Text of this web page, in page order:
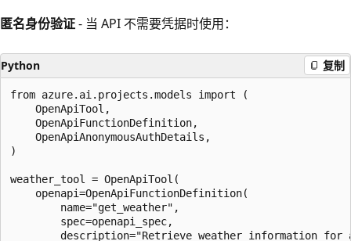
匿名身份验证- 当 API 不需要凭据时使用：
Python 复制
from azure.ai.projects.models import (
    OpenApiTool,
    OpenApiFunctionDefinition,
    OpenApiAnonymousAuthDetails,
)
weather_tool = OpenApiTool(
    openapi=OpenApiFunctionDefinition(
        name="get_weather",
        spec=openapi_spec,
description="Retrieve weather information for